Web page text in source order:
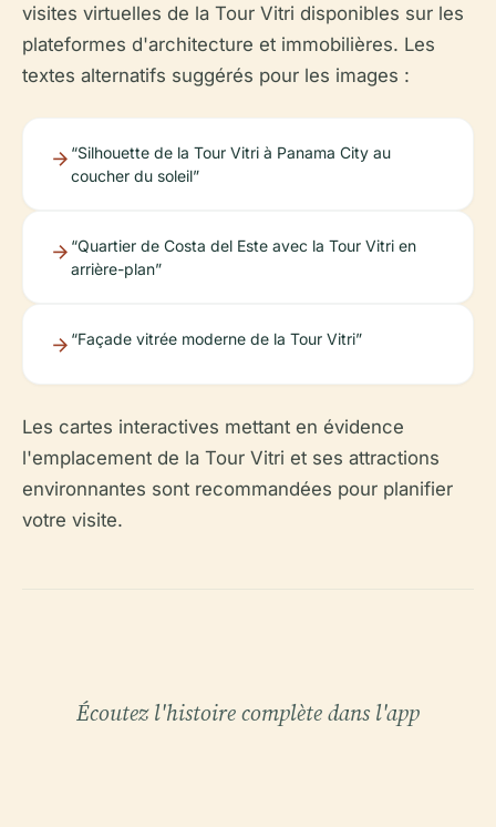
visites virtuelles de la Tour Vitri disponibles sur les
plateformes d'architecture et immobilières. Les
textes alternatifs suggérés pour les images :
“Silhouette de la Tour Vitri à Panama City au
coucher du soleil”
“Quartier de Costa del Este avec la Tour Vitri en
arrière-plan”
“Façade vitrée moderne de la Tour Vitri”
Les cartes interactives mettant en évidence
l'emplacement de la Tour Vitri et ses attractions
environnantes sont recommandées pour planifier
votre visite.
Écoutez l'histoire complète dans l'app